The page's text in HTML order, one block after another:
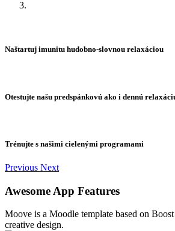
Naštartuj imunitu hudobno-slovnou relaxáciou
Otestujte našu predspánkovú ako i dennú
Trénujte s našimi cielenými programami
Previous Next
Awesome App Features
Moove is a Moodle template based on
creative design.